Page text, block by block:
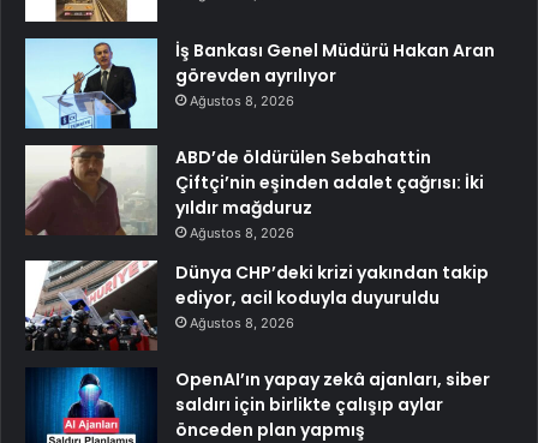
İş Bankası Genel Müdürü Hakan Aran
görevden ayrılıyor
Ağustos 8, 2026
ABD’de öldürülen Sebahattin
Çiftçi’nin eşinden adalet çağrısı: İki
yıldır mağduruz
Ağustos 8, 2026
Dünya CHP’deki krizi yakından takip
ediyor, acil koduyla duyuruldu
Ağustos 8, 2026
OpenAI’ın yapay zekâ ajanları, siber
saldırı için birlikte çalışıp aylar
önceden plan yapmış